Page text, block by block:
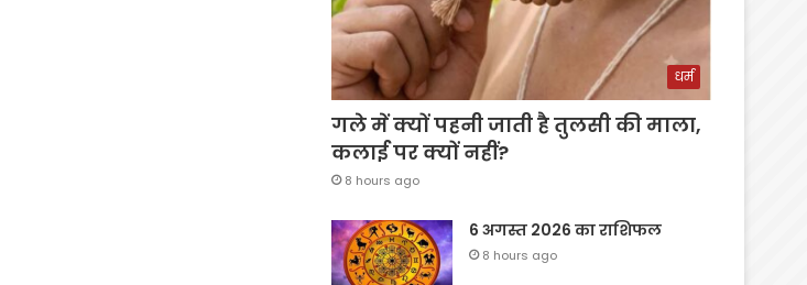
धर्म
गले में क्यों पहनी जाती है तुलसी की माला,
कलाई पर क्यों नहीं?
8 hours ago
6 अगस्त 2026 का राशिफल
8 hours ago